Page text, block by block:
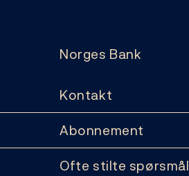
Norges Bank
Kontakt
Abonnement
Ofte stilte spørsmål